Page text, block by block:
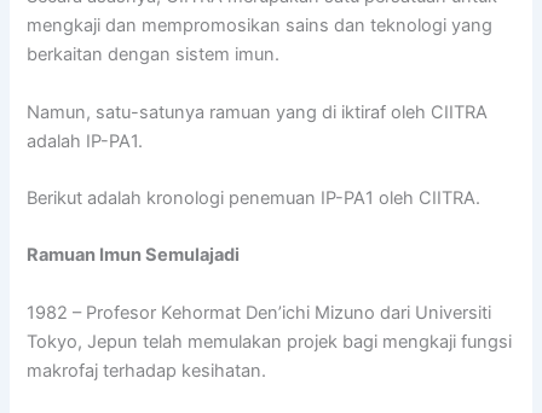
mengkaji dan mempromosikan sains dan teknologi yang
berkaitan dengan sistem imun.
Namun, satu-satunya ramuan yang di iktiraf oleh CIITRA
adalah IP-PA1.
Berikut adalah kronologi penemuan IP-PA1 oleh CIITRA.
Ramuan Imun Semulajadi
1982 – Profesor Kehormat Den’ichi Mizuno dari Universiti
Tokyo, Jepun telah memulakan projek bagi mengkaji fungsi
makrofaj terhadap kesihatan.